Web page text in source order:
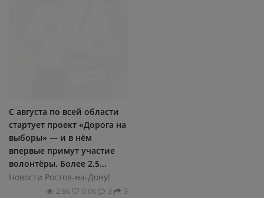
С августа по всей области
стартует проект «Дорога на
выборы» — и в нём
впервые примут участие
волонтёры. Более 2,5...
Новости Ростов-на-Дону!
2.6К 0.0К 3 3